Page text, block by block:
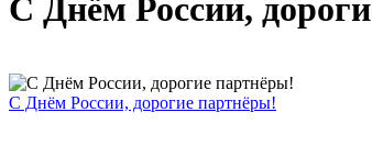
С Днём России,
С Днём России, дорогие партнёры!